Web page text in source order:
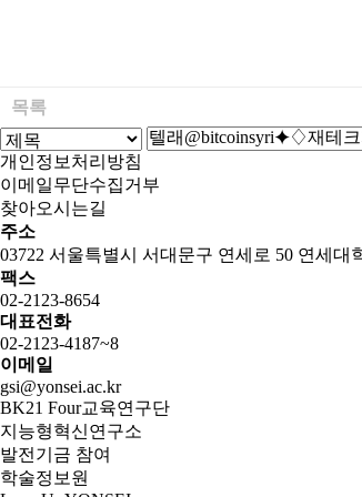
목록
개인정보처리방침
이메일무단수집거부
찾아오시는길
주소
03722 서울특별시 서대문구 연세로 50 연세대
팩스
02-2123-8654
대표전화
02-2123-4187~8
이메일
gsi@yonsei.ac.kr
BK21 Four교육연구단
지능형혁신연구소
발전기금 참여
학술정보원